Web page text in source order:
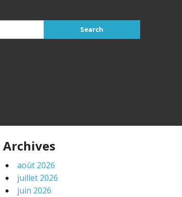
Archives
août 2026
juillet 2026
juin 2026